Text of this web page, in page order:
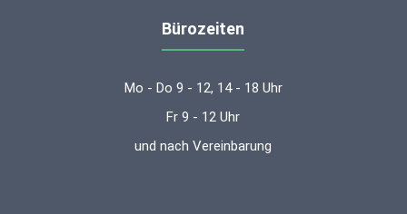
Bürozeiten
Mo - Do 9 - 12, 14 - 18 Uhr
Fr 9 - 12 Uhr
und nach Vereinbarung